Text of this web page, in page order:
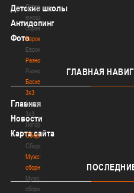
Детско-
юношеские
соревнования
Еврокубки
Еврокубки
Разное
Разное
Баскетбол
3х3
Баскетбол
3х3
Лого[modid=121]
Сборные
Сборные
Мужские
сборные
Мужские
сборные
Детские школы
Антидопинг
Фото
ГЛАВНАЯ
Главная
Новости
Карта сайта